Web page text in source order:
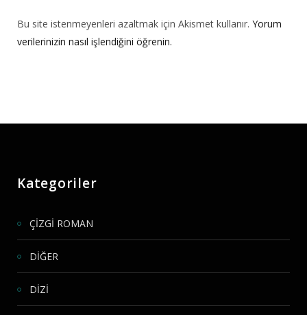
Bu site istenmeyenleri azaltmak için Akismet kullanır. Yorum
verilerinizin nasıl işlendiğini öğrenin.
Kategoriler
ÇİZGİ ROMAN
DİĞER
DİZİ